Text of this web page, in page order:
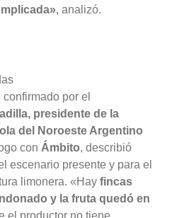
, analizó.
por el
presidente de la
del Noroeste Argentino
conÁmbito, describió
escenario presente y para el
limonera. «Hayfincas
y la fruta quedó en